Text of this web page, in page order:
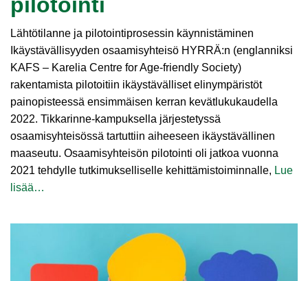
Lähtötilanne ja pilotointiprosessin käynnistäminen
Ikäystävällisyyden osaamisyhteisö HYRRÄ:n (englanniksi
KAFS – Karelia Centre for Age-friendly Society)
rakentamista pilotoitiin ikäystävälliset elinympäristöt
painopisteessä ensimmäisen kerran kevätlukukaudella
2022. Tikkarinne-kampuksella järjestetyssä
osaamisyhteisössä tartuttiin aiheeseen ikäystävällinen
maaseutu. Osaamisyhteisön pilotointi oli jatkoa vuonna
2021 tehdylle tutkimukselliselle kehittämistoiminnalle, Lue
lisää…